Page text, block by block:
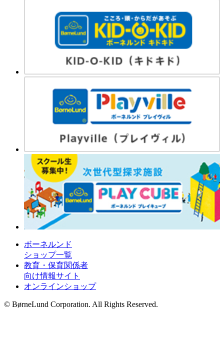
ボーネルンド
ショップ一覧
教育・保育関係者
向け情報サイト
オンラインショップ
© BørneLund Corporation. All Rights Reserved.